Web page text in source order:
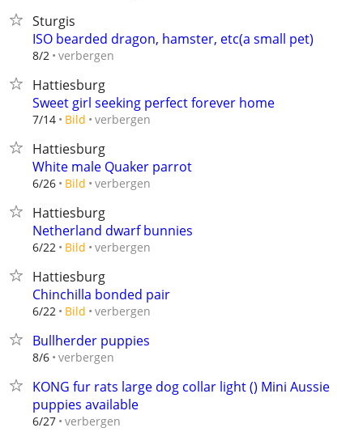
Sturgis
ISO bearded dragon, hamster, etc(a small pet)
8/2 verbergen
Hattiesburg
Sweet girl seeking perfect forever home
7/14 Bild verbergen
Hattiesburg
White male Quaker parrot
6/26 Bild verbergen
Hattiesburg
Netherland dwarf bunnies
6/22 Bild verbergen
Hattiesburg
Chinchilla bonded pair
6/22 Bild verbergen
Bullherder puppies
8/6 verbergen
KONG fur rats large dog collar light () Mini Aussie
puppies available
6/27 verbergen